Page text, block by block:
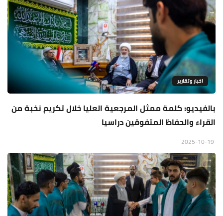
اخبار وتقارير
بالفيديو: كلمة ممثل المرجعية العليا خلال تكريم نخبة من
القراء والحفاظ المتفوقين دراسيا